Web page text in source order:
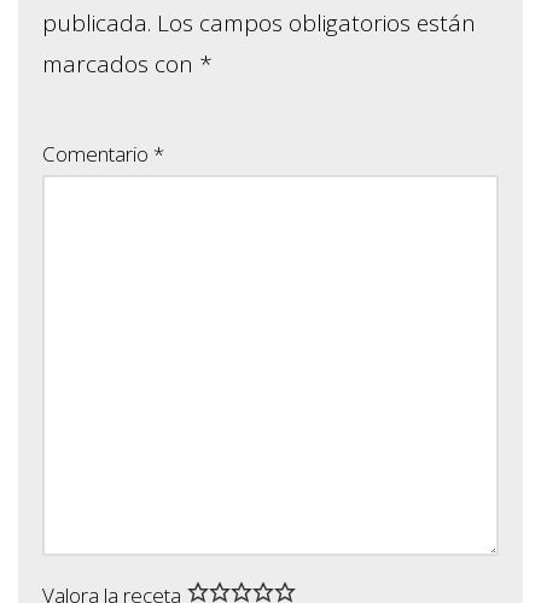
publicada. Los campos obligatorios están
marcados con *
Comentario *
Valora la receta